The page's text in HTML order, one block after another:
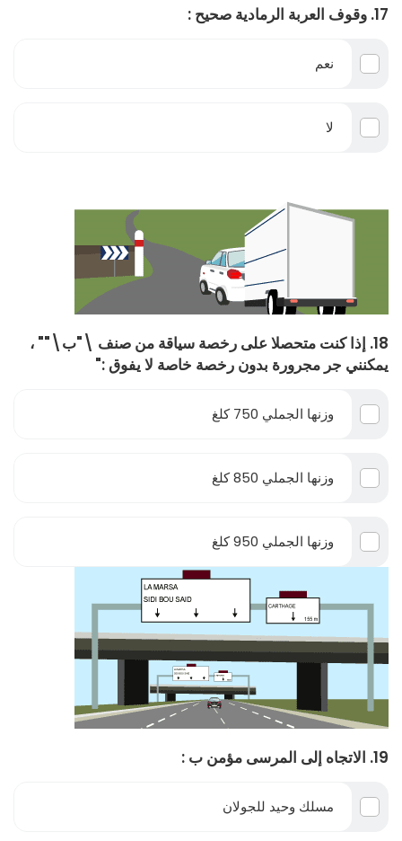
17. وقوف العربة الرمادية صحيح :
نعم
لا
18. إذا كنت متحصلا على رخصة سياقة من صنف \"ب\"" ،
يمكنني جر مجرورة بدون رخصة خاصة لا يفوق :"
وزنها الجملي 750 كلغ
وزنها الجملي 850 كلغ
وزنها الجملي 950 كلغ
19. الاتجاه إلى المرسى مؤمن ب :
مسلك وحيد للجولان